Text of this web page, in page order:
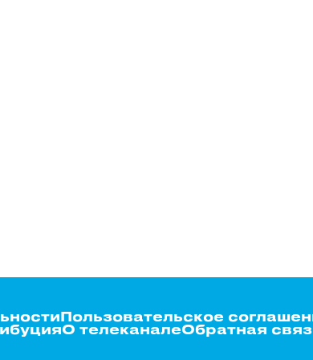
Пользовательское
О телеканалеОбратная